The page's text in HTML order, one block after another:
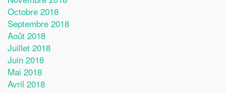
Octobre 2018
Septembre 2018
Août 2018
Juillet 2018
Juin 2018
Mai 2018
Avril 2018